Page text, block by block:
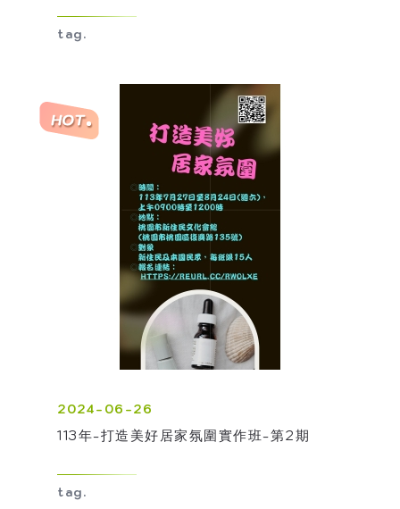
tag.
2024-06-26
113年-打造美好居家氛圍實作班-第2期
tag.